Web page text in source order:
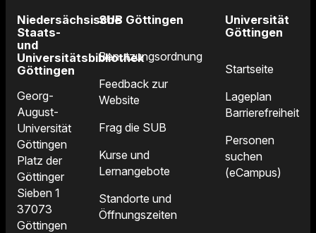
Niedersächsische
Staats-
und
Universitätsbibliothek
Göttingen
Georg-
August-
Universität
Göttingen
Platz der
Göttinger
Sieben 1
37073
Göttingen
SUB Göttingen
Benutzungsordnung
Feedback zur
Website
Frag die SUB
Kurse und
Lernangebote
Standorte und
Öffnungszeiten
Universität
Göttingen
Startseite
Lageplan
Barrierefreiheit
Personen
suchen
(eCampus)